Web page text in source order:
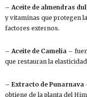
– Aceite de almendras
y vitaminas que protegen
factores externos.
– Aceite de Camelia –
que restauran la
– Extracto de Punarnava
obtiene de la planta del